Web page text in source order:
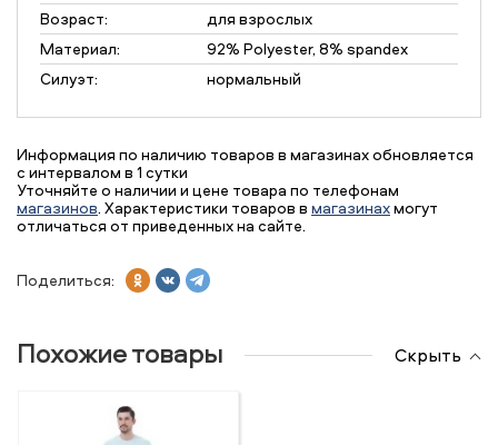
Возраст:
для взрослых
Материал:
92% Polyester, 8% spandex
Силуэт:
нормальный
Информация по наличию товаров в магазинах обновляется
с интервалом в 1 сутки
Уточняйте о наличии и цене товара по телефонам
магазинов. Характеристики товаров в магазинахмогут
отличаться от приведенных на сайте.
Поделиться:
Похожие товары Скрыть